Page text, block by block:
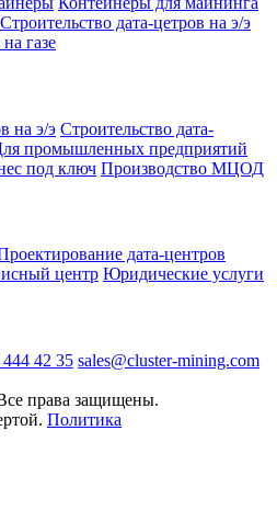
Строительство дата-цетров на э/э
газе
на э/э Строительство дата-
промышленных предприятий
под ключ Производство МЦОД
дата-центров
центр Юридические услуги
42 35 sales@cluster-mining.com
права защищены.
Политика